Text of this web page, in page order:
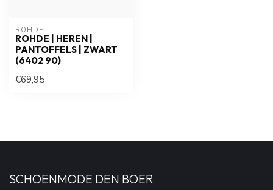
ROHDE
ROHDE | HEREN |
PANTOFFELS | ZWART
(6402 90)
€69,95
SCHOENMODE DEN BOER